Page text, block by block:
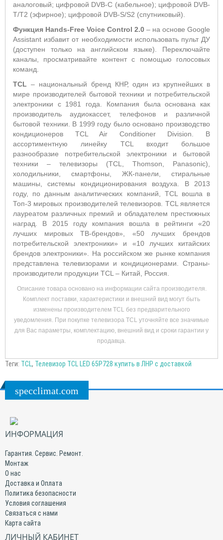
аналоговый; цифровой DVB-C (кабельное); цифровой DVB-
T/T2 (эфирное); цифровой DVB-S/S2 (спутниковый).
Функция Hands-Free Voice Control 2.0 – на основе Google
Assistant избавит от необходимости использовать пульт ДУ
(доступен только на английском языке). Переключайте
каналы, просматривайте контент с помощью голосовых
команд.
TCL – национальный бренд КНР, один из крупнейших в
мире производителей бытовой техники и потребительской
электроники с 1981 года. Компания была основана как
производитель аудиокассет, телефонов и различной
бытовой техники. В 1999 году было основано производство
кондиционеров TCL Air Conditioner Division. В
ассортиментную линейку TCL входит большое
разнообразие потребительской электроники и бытовой
техники – телевизоры (TCL, Thomson, Panasonic),
холодильники, смартфоны, ЖК-панели, стиральные
машины, системы кондиционирования воздуха. В 2013
году, по данным аналитических компаний, TCL вошла в
Топ-3 мировых производителей телевизоров. TCL является
лауреатом различных премий и обладателем престижных
наград. В 2015 году компания вошла в рейтинги «20
лучших мировых ТВ-брендов», «50 лучших брендов
потребительской электроники» и «10 лучших китайских
брендов электроники». На российском же рынке компания
представлена телевизорами и кондиционерами. Страны-
производители продукции TCL – Китай, Россия.
Описание товара основано на информации сайта производителя.
Комплект поставки, характеристики и внешний вид могут быть
изменены производителем TCL без предварительного
уведомления. При покупке телевизора TCL уточняйте все значимые
для Вас параметры, комплектацию, внешний вид и сроки гарантии у
продавца.
Теги: TCL, Телевизор TCL LED 65P728 купить в ЛНР с доставкой
specclimat.com
ИНФОРМАЦИЯ
Гарантия. Сервис. Ремонт.
Монтаж
О нас
Доставка и Оплата
Политика безопасности
Условия соглашения
Связаться с нами
Карта сайта
ЛИЧНЫЙ КАБИНЕТ